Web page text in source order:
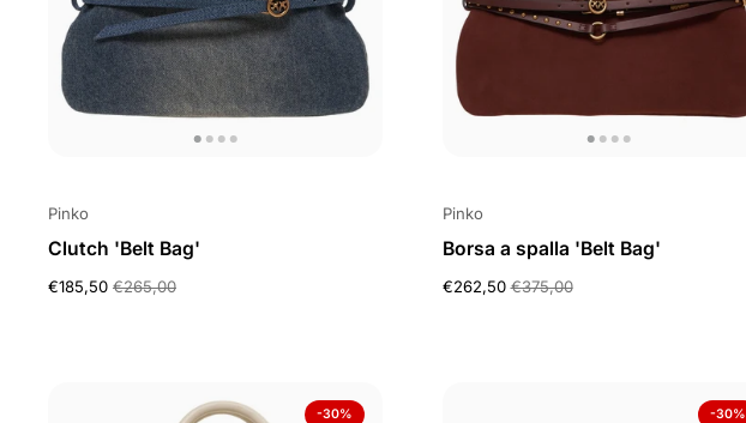
Pinko
Clutch 'Belt Bag'
€185,50 €265,00
Pinko
Borsa a spalla 'Belt Bag'
€262,50 €375,00
-30% -30%